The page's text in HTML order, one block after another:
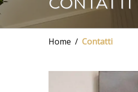
Home Contatti